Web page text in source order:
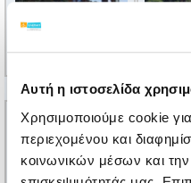
Αυτή η ιστοσελίδα
Χρησιμοποιούμε cookie
περιεχομένου και
κοινωνικών μέσων και